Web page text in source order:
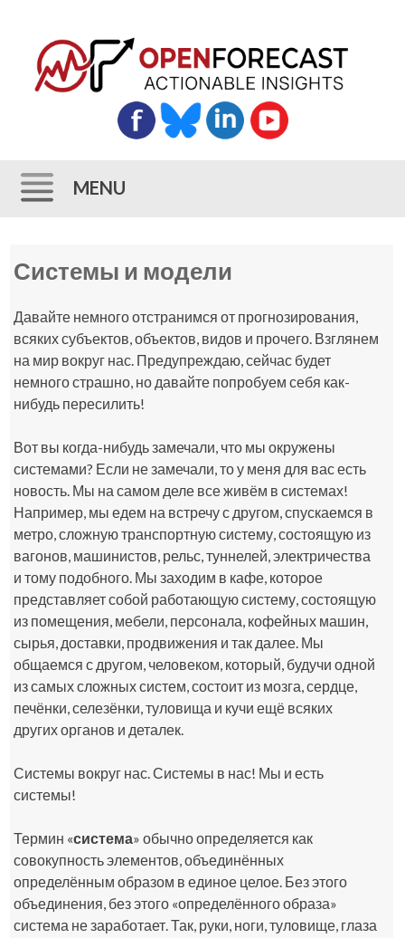
MENU
to
Системы и модели
Давайте немного отстранимся от прогнозирования,
всяких субъектов, объектов, видов и прочего. Взглянем
на мир вокруг нас. Предупреждаю, сейчас будет
немного страшно, но давайте попробуем себя как-
нибудь пересилить!
Вот вы когда-нибудь замечали, что мы окружены
системами? Если не замечали, то у меня для вас есть
новость. Мы на самом деле все живём в системах!
Например, мы едем на встречу с другом, спускаемся в
метро, сложную транспортную систему, состоящую из
вагонов, машинистов, рельс, туннелей, электричества
и тому подобного. Мы заходим в кафе, которое
представляет собой работающую систему, состоящую
из помещения, мебели, персонала, кофейных машин,
сырья, доставки, продвижения и так далее. Мы
общаемся с другом, человеком, который, будучи одной
из самых сложных систем, состоит из мозга, сердце,
печёнки, селезёнки, туловища и кучи ещё всяких
других органов и деталек.
Системы вокруг нас. Системы в нас! Мы и есть
системы!
Термин «система» обычно определяется как
совокупность элементов, объединённых
определённым образом в единое целое. Без этого
объединения, без этого «определённого образа»
система не заработает. Так, руки, ноги, туловище, глаза